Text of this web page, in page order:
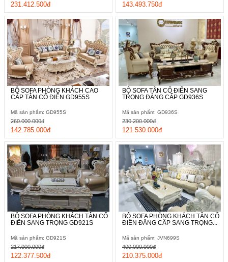
231.412.500đ 143.493.750đ
BỘ SOFA PHÒNG KHÁCH CAO
CẤP TÂN CỔ ĐIỂN GD955S
Mã sản phẩm: GD955S
142.785.000đ
260.000.000đ
BỘ SOFA TÂN CỔ ĐIỂN SANG
TRỌNG ĐẲNG CẤP GD936S
Mã sản phẩm: GD936S
121.530.000đ
230.200.000đ
BỘ SOFA PHÒNG KHÁCH TÂN CỔ
ĐIỂN SANG TRỌNG GD921S
Mã sản phẩm: GD921S
122.377.500đ
217.000.000đ
BỘ SOFA PHÒNG KHÁCH TÂN CỔ
ĐIỂN ĐẲNG CẤP SANG TRỌNG...
Mã sản phẩm: JVN699S
210.375.000đ
400.000.000đ